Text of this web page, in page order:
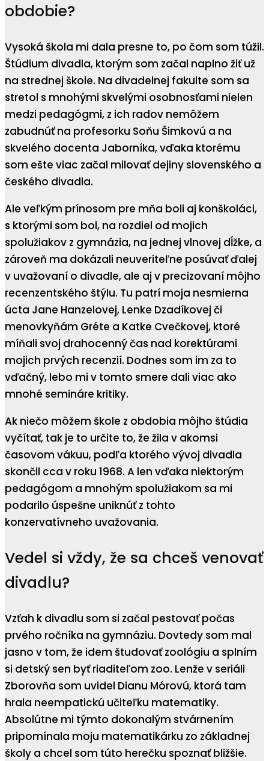
obdobie?
Vysoká škola mi dala presne to, po čom som túžil.
Štúdium divadla, ktorým som začal naplno žiť už
na strednej škole. Na divadelnej fakulte som sa
stretol s mnohými skvelými osobnosťami nielen
medzi pedagógmi, z ich radov nemôžem
zabudnúť na profesorku Soňu Šimkovú a na
skvelého docenta Jaborníka, vďaka ktorému
som ešte viac začal milovať dejiny slovenského a
českého divadla.
Ale veľkým prínosom pre mňa boli aj konškoláci,
s ktorými som bol, na rozdiel od mojich
spolužiakov z gymnázia, na jednej vlnovej dĺžke, a
zároveň ma dokázali neuveriteľne posúvať ďalej
v uvažovaní o divadle, ale aj v precizovaní môjho
recenzentského štýlu. Tu patrí moja nesmierna
úcta Jane Hanzelovej, Lenke Dzadíkovej či
menovkyňám Gréte a Katke Cvečkovej, ktoré
míňali svoj drahocenný čas nad korektúrami
mojich prvých recenzií. Dodnes som im za to
vďačný, lebo mi v tomto smere dali viac ako
mnohé semináre kritiky.
Ak niečo môžem škole z obdobia môjho štúdia
vyčítať, tak je to určite to, že žila v akomsi
časovom vákuu, podľa ktorého vývoj divadla
skončil cca v roku 1968. A len vďaka niektorým
pedagógom a mnohým spolužiakom sa mi
podarilo úspešne uniknúť z tohto
konzervatívneho uvažovania.
Vedel si vždy, že sa chceš venovať
divadlu?
Vzťah k divadlu som si začal pestovať počas
prvého ročníka na gymnáziu. Dovtedy som mal
jasno v tom, že idem študovať zoológiu a splním
si detský sen byť riaditeľom zoo. Lenže v seriáli
Zborovňa som uvidel Dianu Mórovú, ktorá tam
hrala neempatickú učiteľku matematiky.
Absolútne mi týmto dokonalým stvárnením
pripomínala moju matematikárku zo základnej
školy a chcel som túto herečku spoznať bližšie.